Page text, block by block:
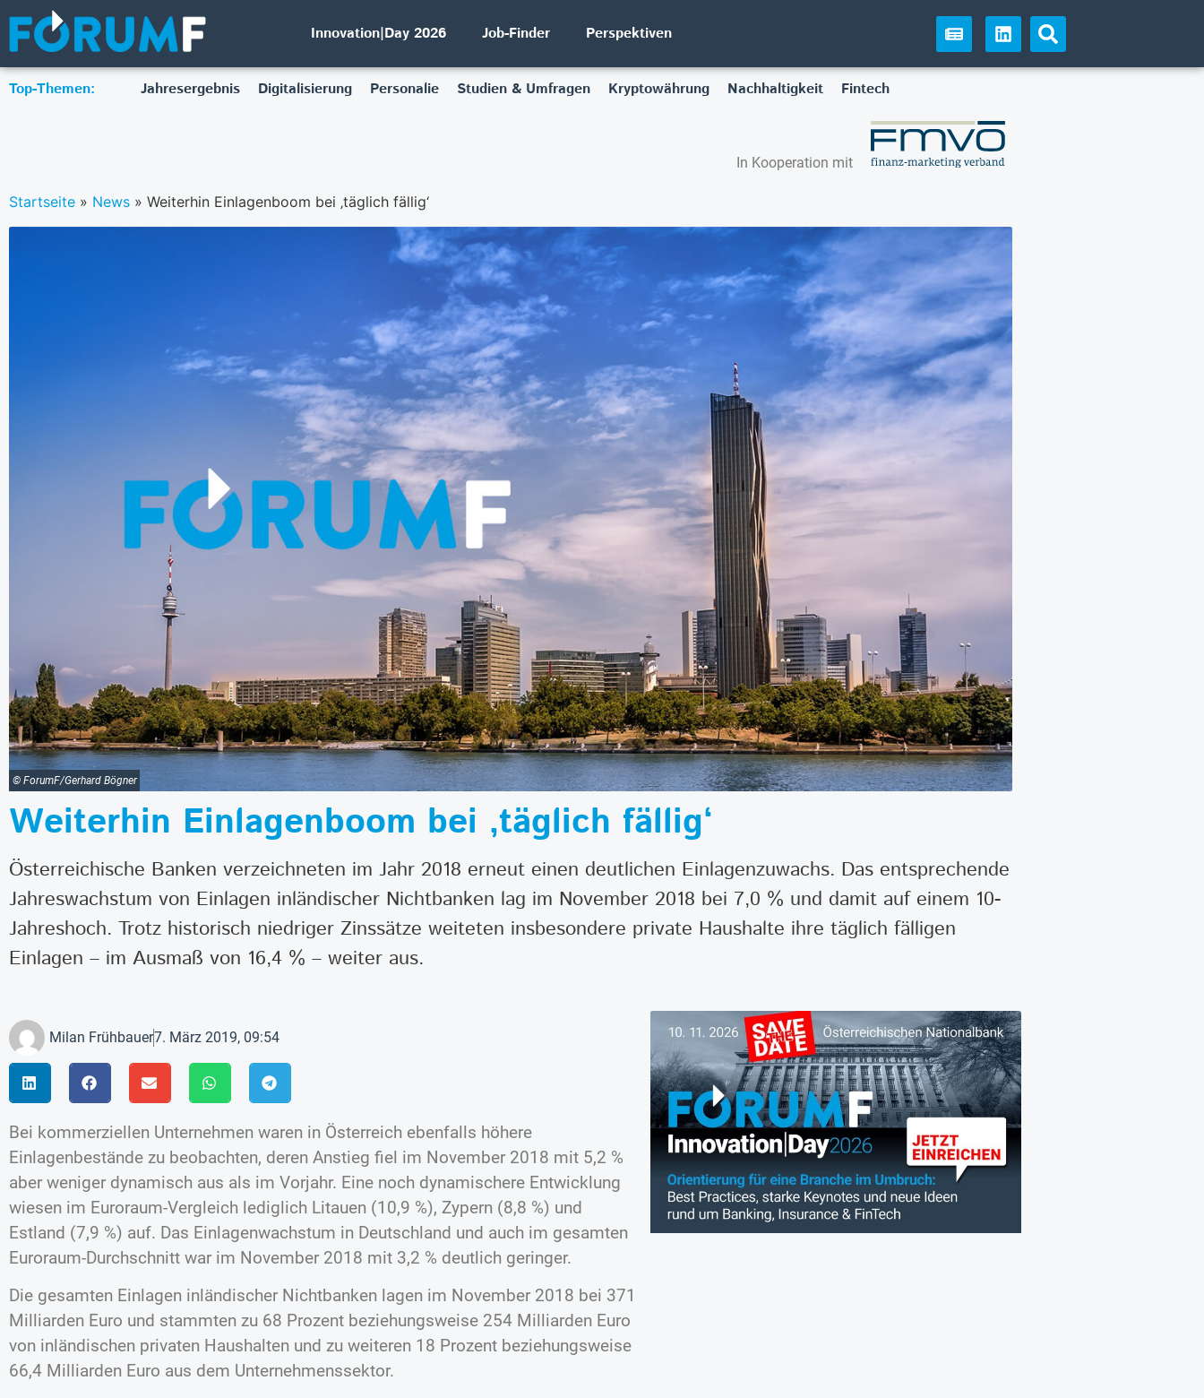
Innovation|Day 2026 Job-Finder Perspektiven
Top-Themen: Jahresergebnis Digitalisierung Personalie Studien & Umfragen Kryptowährung Nachhaltigkeit Fintech
In Kooperation mit
Startseite » News » Weiterhin Einlagenboom bei ‚täglich fällig‘
© ForumF/Gerhard Bögner
Weiterhin Einlagenboom bei ‚täglich fällig‘
Österreichische Banken verzeichneten im Jahr 2018 erneut einen deutlichen Einlagenzuwachs. Das entsprechende
Jahreswachstum von Einlagen inländischer Nichtbanken lag im November 2018 bei 7,0 % und damit auf einem 10-
Jahreshoch. Trotz historisch niedriger Zinssätze weiteten insbesondere private Haushalte ihre täglich fälligen
Einlagen – im Ausmaß von 16,4 % – weiter aus.
Milan Frühbauer7. März 2019, 09:54
Bei kommerziellen Unternehmen waren in Österreich ebenfalls höhere
Einlagenbestände zu beobachten, deren Anstieg fiel im November 2018 mit 5,2 %
aber weniger dynamisch aus als im Vorjahr. Eine noch dynamischere Entwicklung
wiesen im Euroraum-Vergleich lediglich Litauen (10,9 %), Zypern (8,8 %) und
Estland (7,9 %) auf. Das Einlagenwachstum in Deutschland und auch im gesamten
Euroraum-Durchschnitt war im November 2018 mit 3,2 % deutlich geringer.
Die gesamten Einlagen inländischer Nichtbanken lagen im November 2018 bei 371
Milliarden Euro und stammten zu 68 Prozent beziehungsweise 254 Milliarden Euro
von inländischen privaten Haushalten und zu weiteren 18 Prozent beziehungsweise
66,4 Milliarden Euro aus dem Unternehmenssektor.